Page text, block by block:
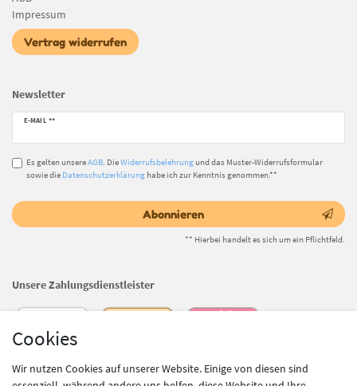
Impressum
Vertrag widerrufen
Newsletter
E-MAIL **
Newsletter
Es gelten unsereAGB. DieWiderrufsbelehrungund das Muster-Widerrufsformular
sowie die Datenschutzerklärunghabe ich zur Kenntnis genommen.**
Abonnieren
** Hierbei handelt es sich um ein Pflichtfeld.
Unsere Zahlungsdienstleister
Cookies
Wir nutzen Cookies auf unserer Website. Einige von diesen sind